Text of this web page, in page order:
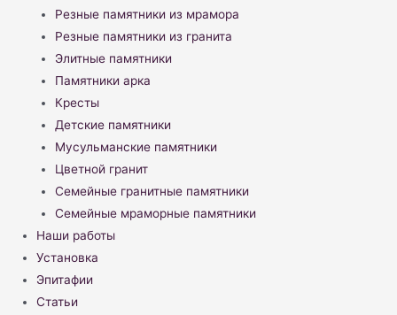
Резные памятники из мрамора
Резные памятники из гранита
Элитные памятники
Памятники арка
Кресты
Детские памятники
Мусульманские памятники
Цветной гранит
Семейные гранитные памятники
Семейные мраморные памятники
Наши работы
Установка
Эпитафии
Статьи